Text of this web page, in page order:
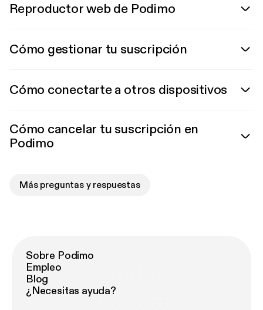
Reproductor web de Podimo
Cómo gestionar tu suscripción
Cómo conectarte a otros dispositivos
Cómo cancelar tu suscripción en
Podimo
Más preguntas y respuestas
Sobre Podimo
Empleo
Blog
¿Necesitas ayuda?